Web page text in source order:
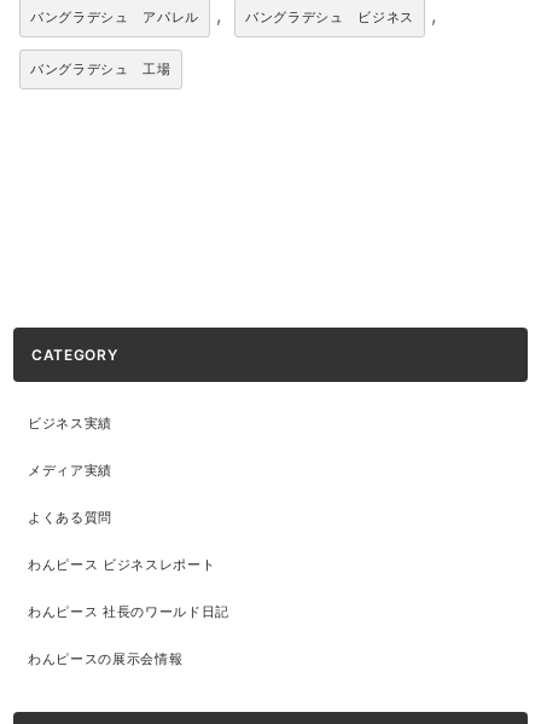
バングラデシュ アパレル , バングラデシュ ビジネス ,
バングラデシュ 工場
CATEGORY
ビジネス実績
メディア実績
よくある質問
わんピース ビジネスレポート
わんピース 社長のワールド日記
わんピースの展示会情報